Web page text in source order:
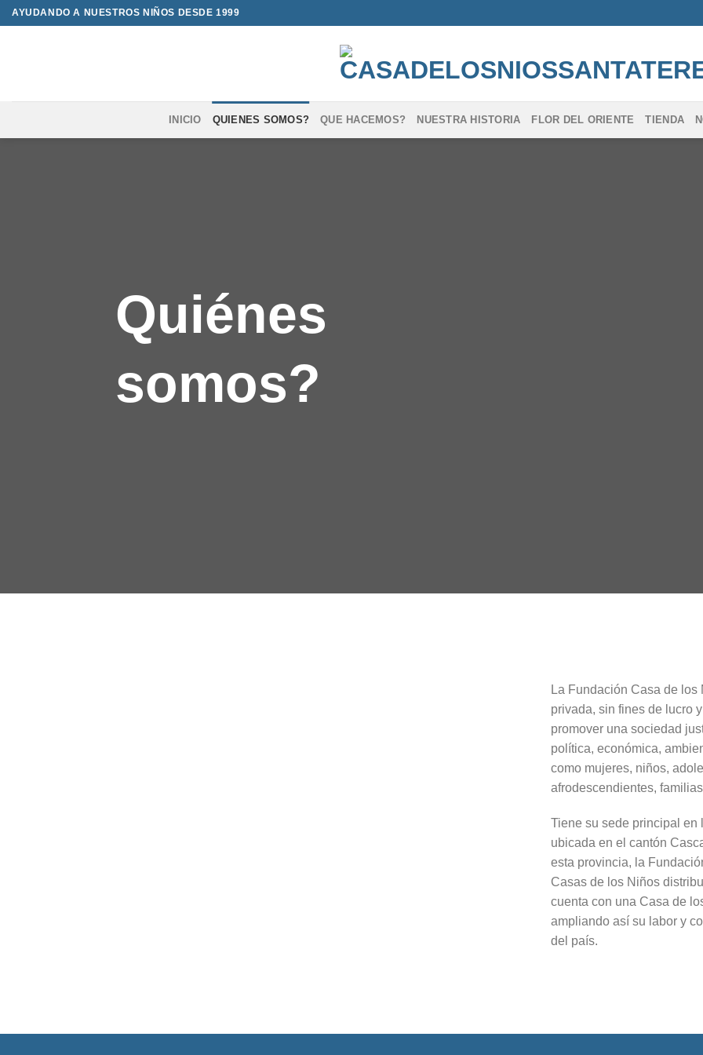
Saltar
al
AYUDANDO A NUESTROS NIÑOS DESDE 1999
INICIO QUIENES SOMOS? QUE HACEMOS? NUESTRA HISTORIA FLOR DEL ORIENTE TIENDA
Quiénes
somos?
La Fundación Casa de
privada, sin fines de lucro
promover una sociedad
política, económica,
como mujeres, niños,
afrodescendientes,
Tiene su sede principal en
ubicada en el cantón
esta provincia, la
Casas de los Niños
cuenta con una Casa de
ampliando así su labor y
del país.